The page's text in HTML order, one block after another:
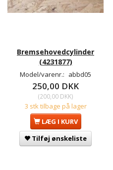
Bremsehovedcylinder
(4231877)
Model/varenr.: abbd05
250,00 DKK
(200,00 DKK)
3 stk tilbage på lager
LÆG I KURV
Tilføj ønskeliste